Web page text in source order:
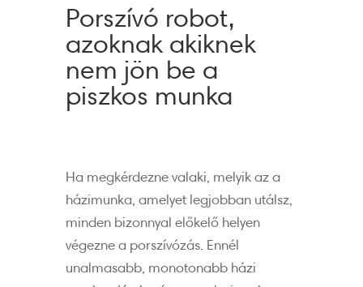
Porszívó robot,
azoknak akiknek
nem jön be a
piszkos munka
Ha megkérdezne valaki, melyik az a
házimunka, amelyet legjobban utálsz,
minden bizonnyal előkelő helyen
végezne a porszívózás. Ennél
unalmasabb, monotonabb házi